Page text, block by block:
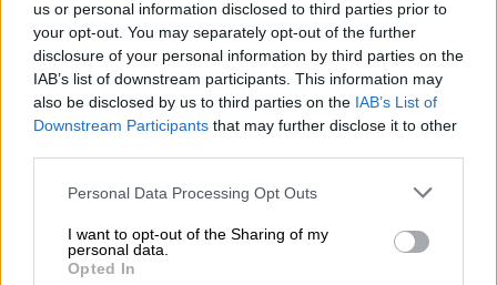
us or personal information disclosed to third parties prior to
your opt-out. You may separately opt-out of the further
disclosure of your personal information by third parties on the
IAB’s list of downstream participants. This information may
also be disclosed by us to third parties on the IAB’s List of
Downstream Participants that may further disclose it to other
Please note that this website/app uses one or more Google
not limited to your visit or usage behaviour. You may click to
grant or deny consent to Google and its third-party tags to
use your data for below specified purposes in below Google
Personal Data Processing Opt Outs
I want to opt-out of the Sharing of my
personal data.
Opted In
Το περιστατικό συνέβη το πρωί της
Δευτέρας. Οκτώ αλλοδαποίκρατούμενοι
προσέγγισαν απειλητικά τον σωφρονιστικό
υπάλληλο και πατώντας τα κουμπιά που
ανοίγουν οι πόρτες επιχείρησαν να μπουν
στην πτέρυγα. Ενεργοποιήθηκε ο
συντονισμένη επέμβασητων υπολοίπων εν
υπηρεσία σωφρονιστικών υπαλλήλων,